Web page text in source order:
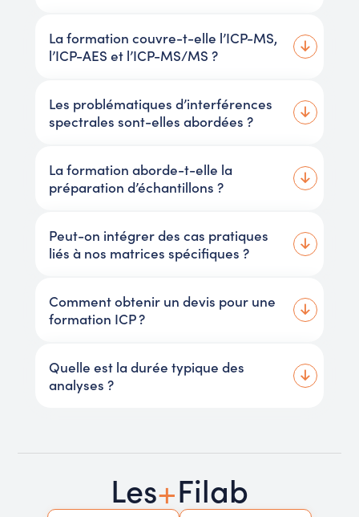
La formation couvre-t-elle l’ICP-MS,
l’ICP-AES et l’ICP-MS/MS ?
Les problématiques d’interférences
spectrales sont-elles abordées ?
La formation aborde-t-elle la
préparation d’échantillons ?
Peut-on intégrer des cas pratiques
liés à nos matrices spécifiques ?
Comment obtenir un devis pour une
formation ICP ?
Quelle est la durée typique des
analyses ?
Les+Filab